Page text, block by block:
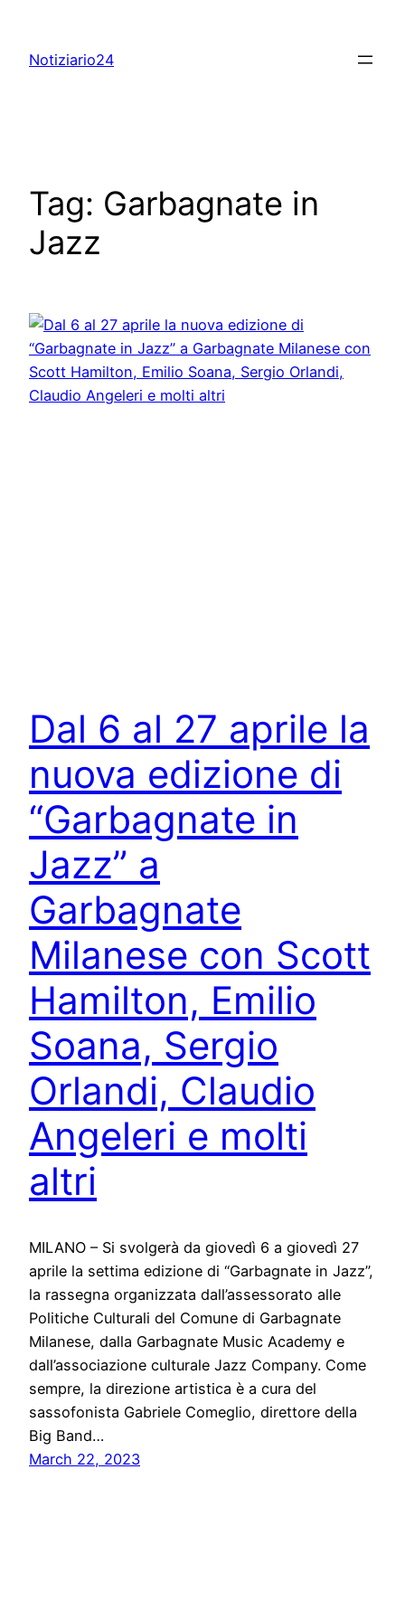
content
Notiziario24
Tag: Garbagnate in
Jazz
Dal 6 al 27 aprile la
nuova edizione di
“Garbagnate in
Jazz” a
Garbagnate
Milanese con Scott
Hamilton, Emilio
Soana, Sergio
Orlandi, Claudio
Angeleri e molti
altri
MILANO – Si svolgerà da giovedì 6 a giovedì 27
aprile la settima edizione di “Garbagnate in Jazz”,
la rassegna organizzata dall’assessorato alle
Politiche Culturali del Comune di Garbagnate
Milanese, dalla Garbagnate Music Academy e
dall’associazione culturale Jazz Company. Come
sempre, la direzione artistica è a cura del
sassofonista Gabriele Comeglio, direttore della
Big Band…
March 22, 2023